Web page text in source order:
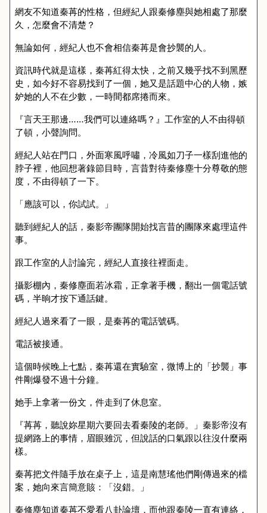
網友不知道秦苒的性格，但經紀人跟秦修塵與她相處了那麼
久，怎麼會不清楚？
無論如何，經紀人也不會相信秦苒是會抄襲的人。
資訊時代就是這樣，秦苒紅得太快，之前又幾乎找不到黑歷
史，如今好不容易找到了一個，她又是話題中心的人物，嫉
妒她的人不在少數，一時間都席捲而來。
『言天王那邊……我們可以連絡嗎？』工作室的人不由得頓
了頓，小聲詢問。
經紀人站在門口，外面寒風呼嘯，冷風如刀子一樣刮進他的
脖子裡，他回想著錄節目時，言昔對待秦修塵十分尊敬的態
度，不由得頓了一下。
「應該可以，你試試。」
聽到經紀人的話，秦影帝團隊開始找言昔的團隊來處理這件
事。
跟工作室的人討論完，經紀人直接往裡面走。
攝影棚內，秦修塵面若冰霜，正拿著手機，翻出一個電話號
碼，半晌才按下通話鍵。
經紀人過來看了一眼，是秦苒的電話號碼。
電話被接通。
這個時候晚上七點，秦苒還在實驗室，微博上的「抄襲」事
件剛爆發不過十分鐘。
她手上拿著一份文，件走到了休息室。
『苒苒，聽說妳星期六要回去看秦陵的老師。」秦影帝沒有
提網路上的事情，眉眼雖沉，但說話的口氣跟以往沒什麼兩
樣。
秦苒把文件隨手放在桌子上，這是南慧瑤他們剛傳過來的檔
案，她向來言簡意賅：「沒錯。」
秦修塵知道秦苒不愛看八卦論壇，而他跟秦陵一直有連絡，